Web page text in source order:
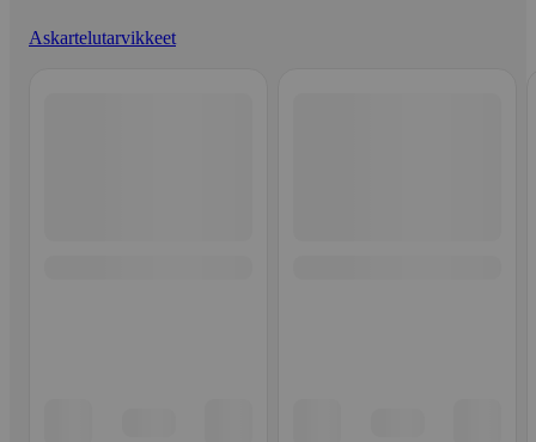
Askartelutarvikkeet